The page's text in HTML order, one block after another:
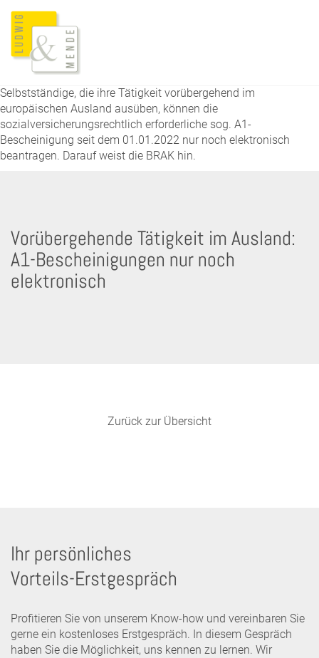
Selbstständige, die ihre Tätigkeit vorübergehend im
europäischen Ausland ausüben, können die
sozialversicherungsrechtlich erforderliche sog. A1-
Bescheinigung seit dem 01.01.2022 nur noch elektronisch
beantragen. Darauf weist die BRAK hin.
Vorübergehende Tätigkeit im Ausland:
A1-Bescheinigungen nur noch
elektronisch
Zurück zur Übersicht
Ihr persönliches
Vorteils-Erstgespräch
Profitieren Sie von unserem Know-how und vereinbaren Sie
gerne ein kostenloses Erstgespräch. In diesem Gespräch
haben Sie die Möglichkeit, uns kennen zu lernen. Wir